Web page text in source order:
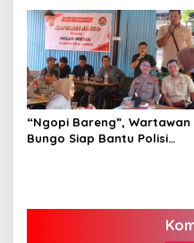
Milyar
“Ngopi Bareng”, Wartawan
Bungo Siap Bantu Polisi